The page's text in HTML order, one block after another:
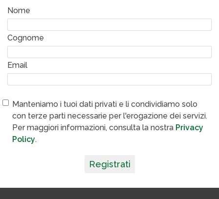
Nome
Cognome
Email
Manteniamo i tuoi dati privati e li condividiamo solo
con terze parti necessarie per l'erogazione dei servizi.
Per maggiori informazioni, consulta la nostra Privacy
Policy.
Registrati